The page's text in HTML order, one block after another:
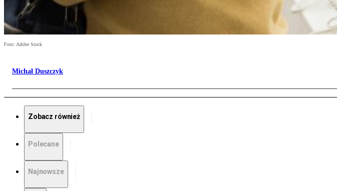
Foto: Adobe Stock
Michał Duszczyk
Zobacz również
Polecane
Najnowsze